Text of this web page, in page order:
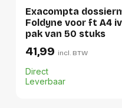
Lengte:
Gewicht:
Hoeveelheid:
Exacompta
Foldyne voor ft A4 ivoor,
pak van 50 stuks
41,99 incl. BTW
Direct
Leverbaar